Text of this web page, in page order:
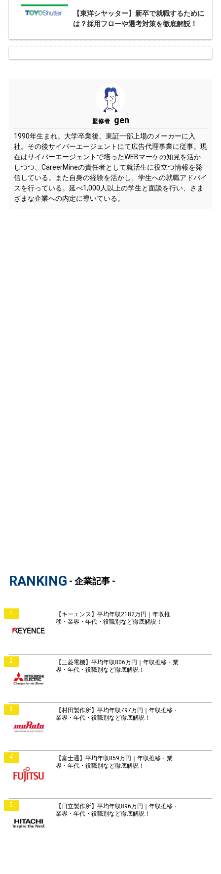
【東洋シヤッター】新卒で就職するために
は？採用フローや選考対策を徹底解説！
監修者 gen
1990年生まれ。大学卒業後、東証一部上場のメーカーに入
社。その後サイバーエージェントにて広告代理事業に従事。現
在はサイバーエージェントで培ったWEBマーケの知見を活か
しつつ、CareerMineの責任者として就活生に役立つ情報を発
信している。また自身の経験を活かし、学生への就職アドバイ
スを行っている。延べ1,000人以上の学生と面談を行い、さま
ざまな企業への内定に導いている。
RANKING - 企業記事 -
1
【キーエンス】平均年収2182万円｜年収推
移・業界・年代・役職別など徹底解説！
2
【三菱電機】平均年収806万円｜年収推移・業
界・年代・役職別など徹底解説！
3
【村田製作所】平均年収797万円｜年収推移・
業界・年代・役職別など徹底解説！
4
【富士通】平均年収859万円｜年収推移・業
界・年代・役職別など徹底解説！
5
【日立製作所】平均年収896万円｜年収推移・
業界・年代・役職別など徹底解説！